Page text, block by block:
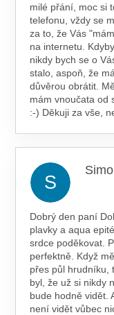
milé přání, moc si
telefonu, vždy se
za to, že Vás
na internetu.
nikdy bych se o
stalo, aspoň, že
důvěrou obrátit.
mám vnoučata od
:-) Děkuji za vše,
S
Dobrý den paní
plavky a aqua
srdce poděkovat.
perfektně. Když
přes půl hrudníku,
byl, že už si nikdy
bude hodně vidět.
není vidět vůbec